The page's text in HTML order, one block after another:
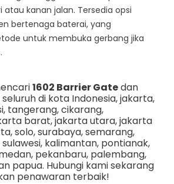
atau kanan jalan. Tersedia opsi
bertenaga baterai, yang
untuk membuka gerbang jika
1602 Barrier Gatedan
di kota Indonesia,jakarta,
, tangerang,cikarang,
barat,jakarta utara,jakarta
,solo,surabaya,semarang,
sulawesi, kalimantan, pontianak,
, pekanbaru, palembang,
papua. Hubungi kami sekarang
penawaran terbaik!